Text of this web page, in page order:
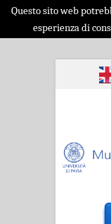
Questo sito web
esperienza di